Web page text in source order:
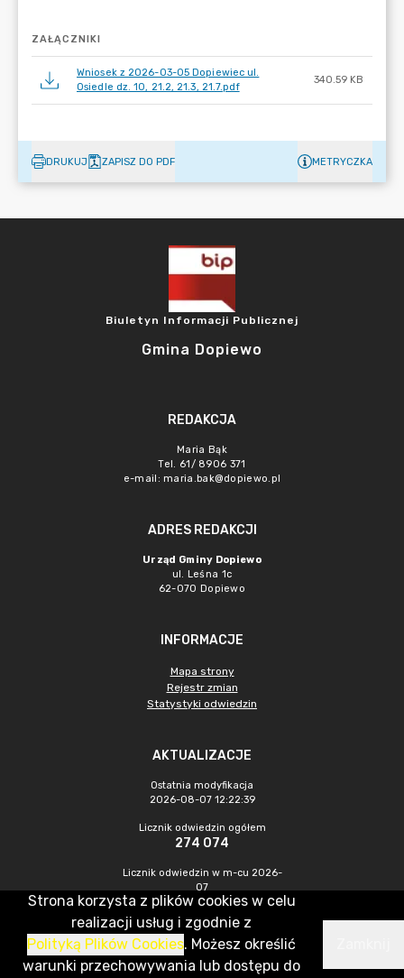
ZAŁĄCZNIKI
Wniosek z 2026-03-05 Dopiewiec ul.
Osiedle dz. 10, 21.2, 21.3, 21.7.pdf
340.59 KB
DRUKUJ ZAPISZ DO PDF METRYCZKA
Biuletyn Informacji Publicznej
Gmina Dopiewo
REDAKCJA
Maria Bąk
Tel. 61/ 8906 371
e-mail: maria.bak@dopiewo.pl
ADRES REDAKCJI
Urząd Gminy Dopiewo
ul. Leśna 1c
62-070 Dopiewo
INFORMACJE
Mapa strony
Rejestr zmian
Statystyki odwiedzin
AKTUALIZACJE
Ostatnia modyfikacja
2026-08-07 12:22:39
Licznik odwiedzin ogółem
274 074
Licznik odwiedzin w m-cu 2026-
07
863
CMS & Hosting: Nefeni Sp. z o.o.
Strona korzysta z plików cookies w celu
realizacji usług i zgodnie z
Polityką Plików Cookies. Możesz określić
warunki przechowywania lub dostępu do